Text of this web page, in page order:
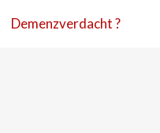
Demenzverdacht ?